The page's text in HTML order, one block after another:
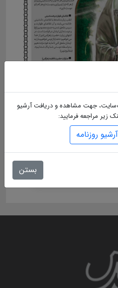
جهت مشاهده و دریافت آرشیو
زیر مراجعه فرمایید:
روزنامه
بستن